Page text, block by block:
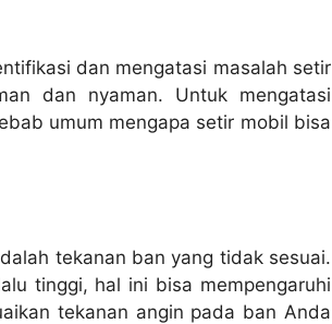
dan mengatasi masalah setir
dan nyaman. Untuk mengatasi
umum mengapa setir mobil bisa
tekanan ban yang tidak sesuai.
tinggi, hal ini bisa mempengaruhi
tekanan angin pada ban Anda